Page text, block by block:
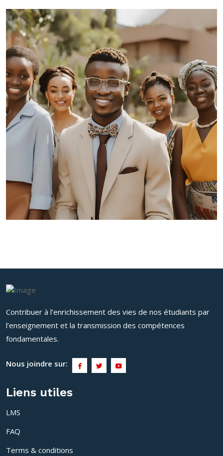
Contribuer à l’enrichissement des vies de nos étudiants par
l’enseignement et la transmission des compétences
fondamentales.
Nous joindre sur:
Liens utiles
LMS
FAQ
Terms & conditions